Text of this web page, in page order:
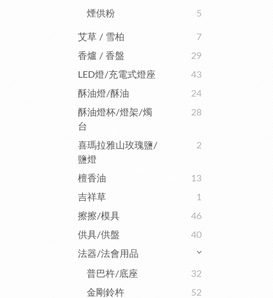
煙供粉
5
艾草 / 雪柏
7
香爐 / 香盤
29
LED燈/充電式燈座
43
酥油燈/酥油
24
酥油燈杯/燈架/燭
台
28
喜瑪拉雅山玫瑰鹽/
鹽燈
2
檀香油
13
吉祥草
1
擦擦/模具
46
供具/供盤
40
法器/法會用品
普巴杵/底座
32
金剛鈴杵
52